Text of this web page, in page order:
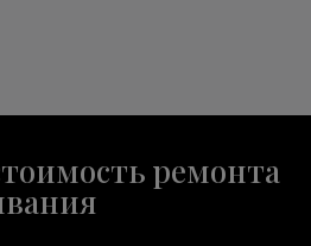
ремонта